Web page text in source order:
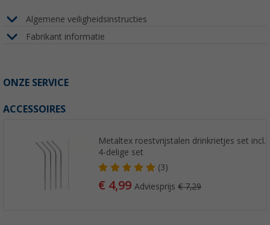
Algemene veiligheidsinstructies
Fabrikant informatie
ONZE SERVICE
ACCESSOIRES
Metaltex roestvrijstalen drinkrietjes set incl.
4-delige set
(3)
€ 4,99Adviesprijs€ 7,29